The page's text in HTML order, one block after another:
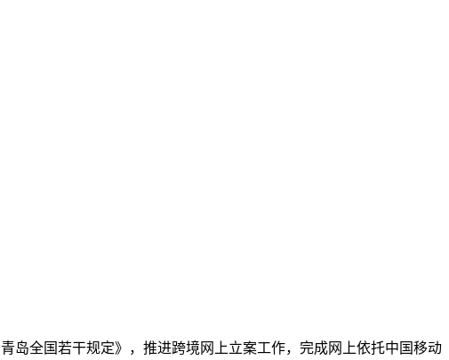
岛全国若干规定》，推进跨境网上立案工作，完成网上依托中国移动